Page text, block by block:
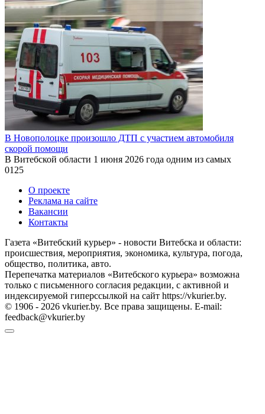
В Новополоцке произошло ДТП с участием автомобиля
скорой помощи
В Витебской области 1 июня 2026 года одним из самых
0125
О проекте
Реклама на сайте
Вакансии
Контакты
Газета «Витебский курьер» - новости Витебска и области:
происшествия, мероприятия, экономика, культура, погода,
общество, политика, авто.
Перепечатка материалов «Витебского курьера» возможна
только с письменного согласия редакции, с активной и
индексируемой гиперссылкой на сайт https://vkurier.by.
© 1906 - 2026 vkurier.by. Все права защищены. E-mail:
feedback@vkurier.by